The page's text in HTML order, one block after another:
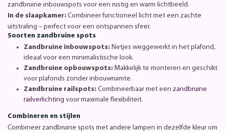
zandbruine inbouwspots voor een rustig en warm lichtbeeld.
In de slaapkamer: Combineer functioneel licht met een zachte
uitstraling – perfect voor een ontspannen sfeer.
Soorten zandbruine spots
Zandbruine inbouwspots: Netjes weggewerkt in het plafond,
ideaal voor een minimalistische look.
Zandbruine opbouwspots: Makkelijk te monteren en geschikt
voor plafonds zonder inbouwruimte.
Zandbruine railspots: Combineerbaar met een zandbruine
railverlichting voor maximale flexibiliteit.
Combineren en stijlen
Combineer zandbruine spots met andere lampen in dezelfde kleur om